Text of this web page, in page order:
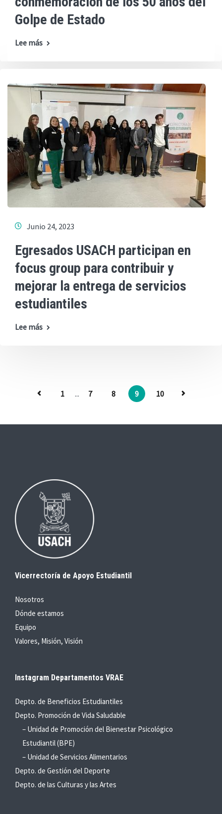
Golpe de Estado
Lee más
Junio 24, 2023
Egresados USACH participan en
focus group para contribuir y
mejorar la entrega de servicios
estudiantiles
Lee más
1 ... 7 8 9 10
Vicerrectoría de Apoyo Estudiantil
Nosotros
Dónde estamos
Equipo
Valores, Misión, Visión
Instagram Departamentos VRAE
Depto. de Beneficios Estudiantiles
Depto. Promoción de Vida Saludable
– Unidad de Promoción del Bienestar Psicológico
Estudiantil (BPE)
– Unidad de Servicios Alimentarios
Depto. de Gestión del Deporte
Depto. de las Culturas y las Artes